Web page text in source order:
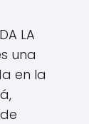
LA
una
en la